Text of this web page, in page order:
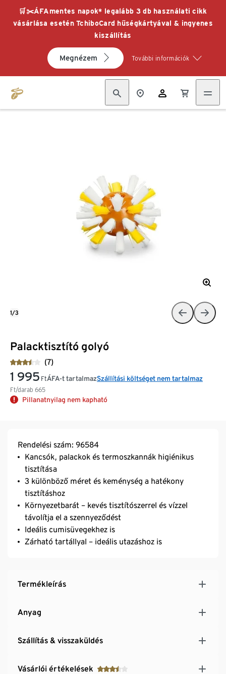
🛒✂️ÁFAmentes napok* legalább 3 db használati cikk
vásárlása esetén TchiboCard hűségkártyával & ingyenes
kiszállítás
Megnézem További információk
Palacktisztító golyó
(7)
1 995 Ft
Ft/darab 665
ÁFA-t tartalmazSzállítási költséget nem tartalmaz
Pillanatnyilag nem kapható
1/3
Rendelési szám: 96584
Kancsók, palackok és termoszkannák higiénikus
tisztítása
3 különböző méret és keménység a hatékony
tisztításhoz
Környezetbarát – kevés tisztítószerrel és vízzel
távolítja el a szennyeződést
Ideális cumisüvegekhez is
Zárható tartállyal – ideális utazáshoz is
Termékleírás
Anyag
Szállítás & visszaküldés
Vásárlói értékelések